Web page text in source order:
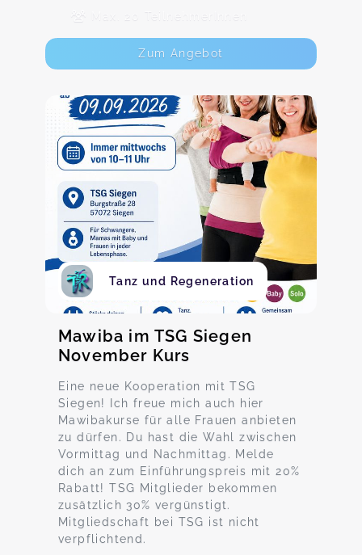
Max. 20 TeilnehmerInnen
Zum Angebot
Tanz und Regeneration
Mawiba im TSG Siegen
November Kurs
Eine neue Kooperation mit TSG
Siegen! Ich freue mich auch hier
Mawibakurse für alle Frauen anbieten
zu dürfen. Du hast die Wahl zwischen
Vormittag und Nachmittag. Melde
dich an zum Einführungspreis mit 20%
Rabatt! TSG Mitglieder bekommen
zusätzlich 30% vergünstigt.
Mitgliedschaft bei TSG ist nicht
verpflichtend.